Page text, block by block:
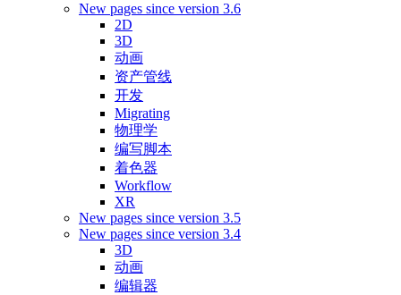
New pages since version 3.6
2D
3D
动画
资产管线
开发
Migrating
物理学
编写脚本
着色器
Workflow
XR
New pages since version 3.5
New pages since version 3.4
3D
动画
编辑器